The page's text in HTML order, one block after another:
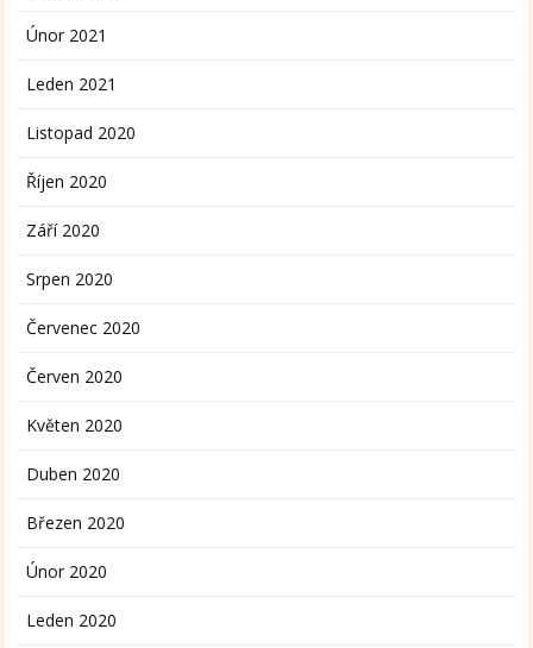
Únor 2021
Leden 2021
Listopad 2020
Říjen 2020
Září 2020
Srpen 2020
Červenec 2020
Červen 2020
Květen 2020
Duben 2020
Březen 2020
Únor 2020
Leden 2020